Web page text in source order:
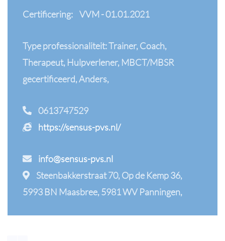
Certificering: VVM - 01.01.2021
Type professionaliteit: Trainer, Coach,
Therapeut, Hulpverlener, MBCT/MBSR
gecertificeerd, Anders,
0613747529
https://sensus-pvs.nl/
info@sensus-pvs.nl
Steenbakkerstraat 70, Op de Kemp 36,
5993 BN Maasbree, 5981 WV Panningen,